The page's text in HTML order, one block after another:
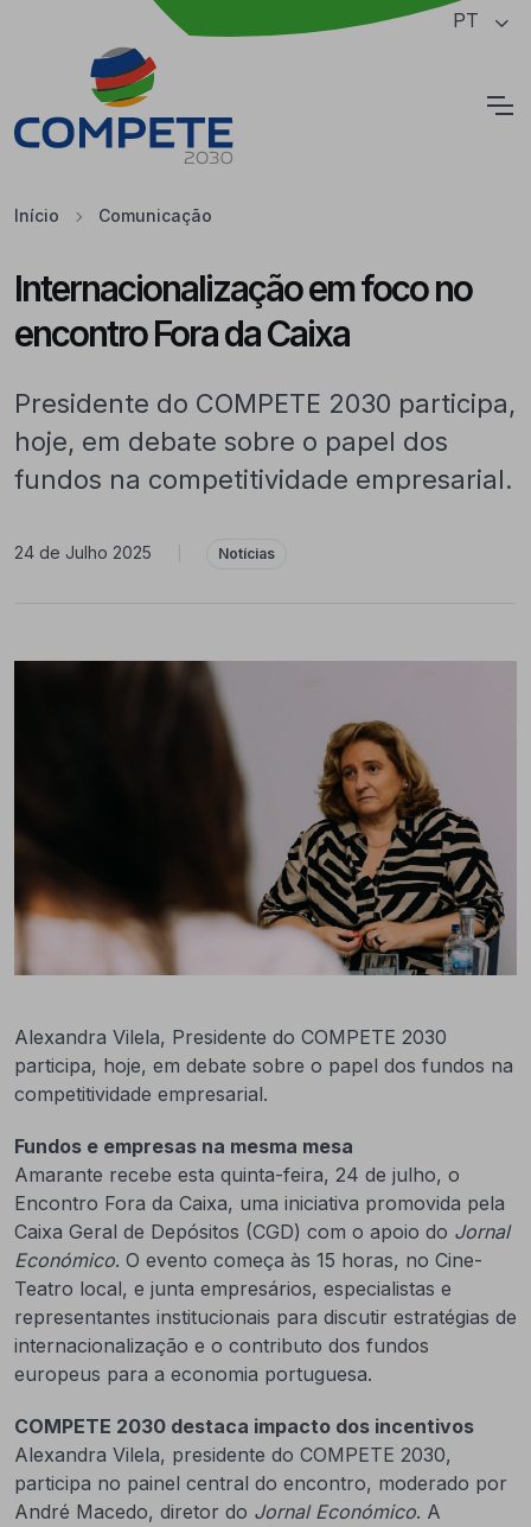
Saltar para o conteúdo principal da página PT
Início Comunicação
Internacionalização em foco no
encontro Fora da Caixa
Presidente do COMPETE 2030 participa,
hoje, em debate sobre o papel dos
fundos na competitividade empresarial.
24 de Julho 2025 Notícias
Alexandra Vilela, Presidente do COMPETE 2030
participa, hoje, em debate sobre o papel dos fundos na
competitividade empresarial.
Fundos e empresas na mesma mesa
Amarante recebe esta quinta-feira, 24 de julho, o
Encontro Fora da Caixa, uma iniciativa promovida pela
Caixa Geral de Depósitos (CGD) com o apoio do Jornal
Económico. O evento começa às 15 horas, no Cine-
Teatro local, e junta empresários, especialistas e
representantes institucionais para discutir estratégias de
internacionalização e o contributo dos fundos
europeus para a economia portuguesa.
COMPETE 2030 destaca impacto dos incentivos
Alexandra Vilela, presidente do COMPETE 2030,
participa no painel central do encontro, moderado por
André Macedo, diretor do Jornal Económico. A